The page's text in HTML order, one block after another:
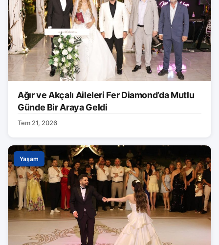
Ağır ve Akçalı Aileleri Fer Diamond’da Mutlu
Günde Bir Araya Geldi
Tem 21, 2026
Yaşam